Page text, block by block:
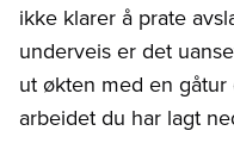
ikke klarer å prate
underveis er det
ut økten med en
arbeidet du har lagt